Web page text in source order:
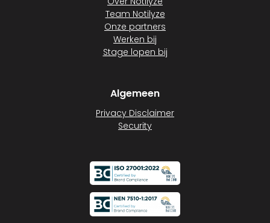
Team Notilyze
Onze partners
Werken bij
Stage lopen bij
Algemeen
Privacy Disclaimer
Security